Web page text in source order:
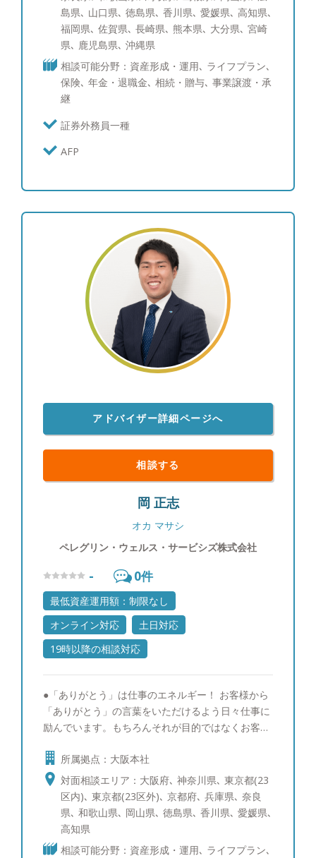
してでも構いませんので、まずはお気軽にご相談く
ださい。 ●得意な商品・サービス 日本株式（中小
型株）、日本株式（大型株）、米国株式、先進国債
券、社債、仕組債、投資信託、ポートフォリオコン
サルティング、生命保険 ●趣味 車、教育について
の勉強、グルメ、ゴルフ、ワインを飲むこと、時
計・装飾品 ※ゴルフのスコア：100
島県､ 山口県､ 徳島県､ 香川県､ 愛媛県､ 高知県､
福岡県､ 佐賀県､ 長崎県､ 熊本県､ 大分県､ 宮崎
県､ 鹿児島県､ 沖縄県
相談可能分野：資産形成・運用､ ライフプラン､
保険､ 年金・退職金､ 相続・贈与､ 事業譲渡・承
継
証券外務員一種
AFP
アドバイザー詳細ページへ
相談する
岡 正志
オカ マサシ
ペレグリン・ウェルス・サービシズ株式会社
- 0件
最低資産運用額：制限なし
オンライン対応
土日対応
19時以降の相談対応
●「ありがとう」は仕事のエネルギー！ お客様から
「ありがとう」の言葉をいただけるよう日々仕事に
励んでいます。もちろんそれが目的ではなくお客様
お持ちの金融市場の情報収集や銘柄研究など優秀な
他社の担当者に負けないよう取り組んでいます。特
に米国株式マーケットはテクノロジーの起点として
重要なので、セールスの視点ではなく独立の立場を
生かしてより詳しい情報提供がリアルタイムで出来
るよう心掛けています。また、これまでの経験を生
所属拠点：大阪本社
対面相談エリア：大阪府､ 神奈川県､ 東京都(23
区内)､ 東京都(23区外)､ 京都府､ 兵庫県､ 奈良
県､ 和歌山県､ 岡山県､ 徳島県､ 香川県､ 愛媛県､
高知県
相談可能分野：資産形成・運用､ ライフプラン､